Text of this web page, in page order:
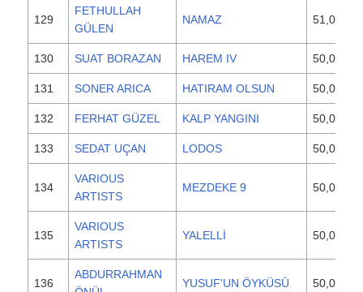
129
FETHULLAH
GÜLEN
NAMAZ 51,000
130 SUAT BORAZAN HAREM IV 50,000
131 SONER ARICA HATIRAM OLSUN 50,000
132 FERHAT GÜZEL KALP YANGINI 50,000
133 SEDAT UÇAN LODOS 50,000
134
VARIOUS
ARTISTS
MEZDEKE 9 50,000
135
VARIOUS
ARTISTS
YALELLİ 50,000
136
ABDURRAHMAN
YUSUF'UN ÖYKÜSÜ 50,000